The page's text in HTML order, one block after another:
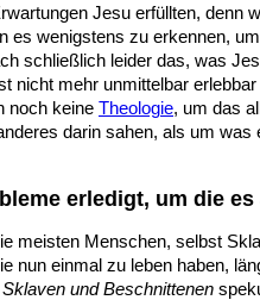
Jesu erfüllten, denn
wenigstens zu erkennen,
schließlich leider das, was
nicht mehr unmittelbar
noch keine Theologie, um das
darin sahen, als um
erledigt, um die
meisten Menschen, selbst
nun einmal zu leben haben,
Sklaven und Beschnittenen